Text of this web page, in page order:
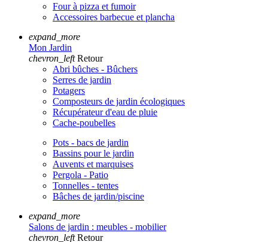
Four à pizza et fumoir
Accessoires barbecue et plancha
expand_more
Mon Jardin
chevron_left Retour
Abri bûches - Bûchers
Serres de jardin
Potagers
Composteurs de jardin écologiques
Récupérateur d'eau de pluie
Cache-poubelles
Pots - bacs de jardin
Bassins pour le jardin
Auvents et marquises
Pergola - Patio
Tonnelles - tentes
Bâches de jardin/piscine
expand_more
Salons de jardin : meubles - mobilier
chevron_left Retour